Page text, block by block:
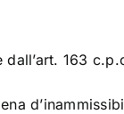
163